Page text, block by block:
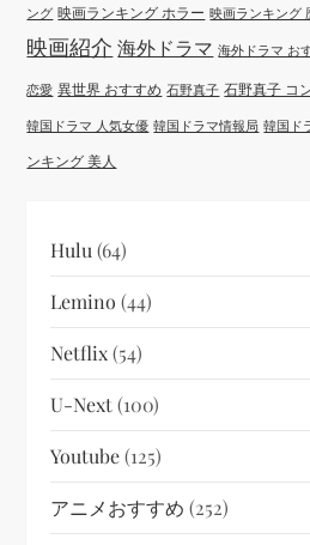
ング 映画ランキング ホラー 映画ランキング
映画紹介 海外ドラマ 海外ドラマ お
恋愛 異世界 おすすめ 石野真子 石野真子 コ
韓国ドラマ 人気女優 韓国ドラマ情報局 韓国ド
ンキング 美人
Hulu (64)
Lemino (44)
Netflix(54)
U-Next(100)
Youtube(125)
アニメおすすめ (252)